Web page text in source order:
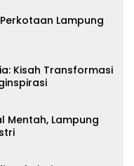
Lampung
Kisah Transformasi
Mentah, Lampung